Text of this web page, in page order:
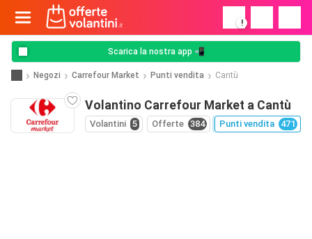
!
Scarica la nostra app 📲
Negozi Carrefour Market Punti vendita Cantù
Volantino Carrefour Market a Cantù
Volantini 5 Offerte 384 Punti vendita 471